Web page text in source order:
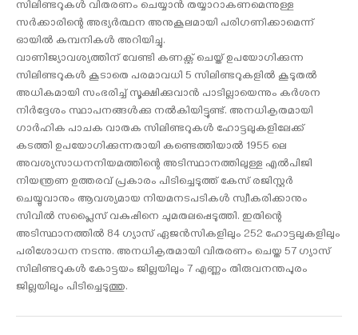
സിലിണ്ടറുകൾ വിതരണം ചെയ്യാന്‍ തയ്യാറാകണമെന്നുള്ള
സര്‍ക്കാരിന്റെ അഭ്യര്‍ത്ഥന അനുകൂലമായി പരിഗണിക്കാമെന്ന്
ഓയിൽ കമ്പനികൾ അറിയിച്ചു.
വാണിജ്യാവശ്യത്തിന് വേണ്ടി കണക്റ്റ് ചെയ്ത് ഉപയോഗിക്കുന്ന
സിലിണ്ടറുകൾ കൂടാതെ പരമാവധി 5 സിലിണ്ടറുകളിൽ കൂടുതൽ
അധികമായി സംഭരിച്ച് സൂക്ഷിക്കുവാൻ പാടില്ലായെന്നും കർശന
നിർദ്ദേശം സ്ഥാപനങ്ങൾക്കു നൽകിയിട്ടുണ്ട്. അനധികൃതമായി
ഗാർഹിക പാചക വാതക സിലിണ്ടറുകൾ ഹോട്ടലുകളിലേക്ക്
കടത്തി ഉപയോഗിക്കുന്നതായി കണ്ടെത്തിയാൽ 1955 ലെ
അവശ്യസാധനനിയമത്തിന്റെ അടിസ്ഥാനത്തിലുള്ള എൽപിജി
നിയന്ത്രണ ഉത്തരവ് പ്രകാരം പിടിച്ചെടുത്ത് കേസ് രജിസ്റ്റർ
ചെയ്യുവാനും ആവശ്യമായ നിയമനടപടികൾ സ്വീകരിക്കാനും
സിവിൽ സപ്ലൈസ് വകുപ്പിനെ ചുമതലപ്പെടുത്തി. ഇതിന്റെ
അടിസ്ഥാനത്തില്‍ 84 ഗ്യാസ് ഏജന്‍സികളിലും 252 ഹോട്ടലുകളിലും
പരിശോധന നടന്നു. അനധികൃതമായി വിതരണം ചെയ്ത 57 ഗ്യാസ്
സിലിണ്ടറുകള്‍ കോട്ടയം ജില്ലയിലും 7 എണ്ണം തിരുവനന്തപുരം
ജില്ലയിലും പിടിച്ചെടുത്തു.